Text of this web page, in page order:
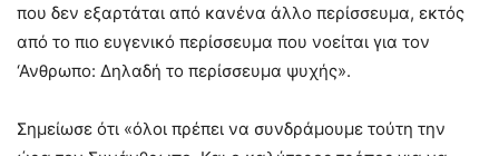
που δεν εξαρτάται από κανένα άλλο περίσσευμα, εκτός
από το πιο ευγενικό περίσσευμα που νοείται για τον
‘Ανθρωπο: Δηλαδή το περίσσευμα ψυχής».
Σημείωσε ότι «όλοι πρέπει να συνδράμουμε τούτη την